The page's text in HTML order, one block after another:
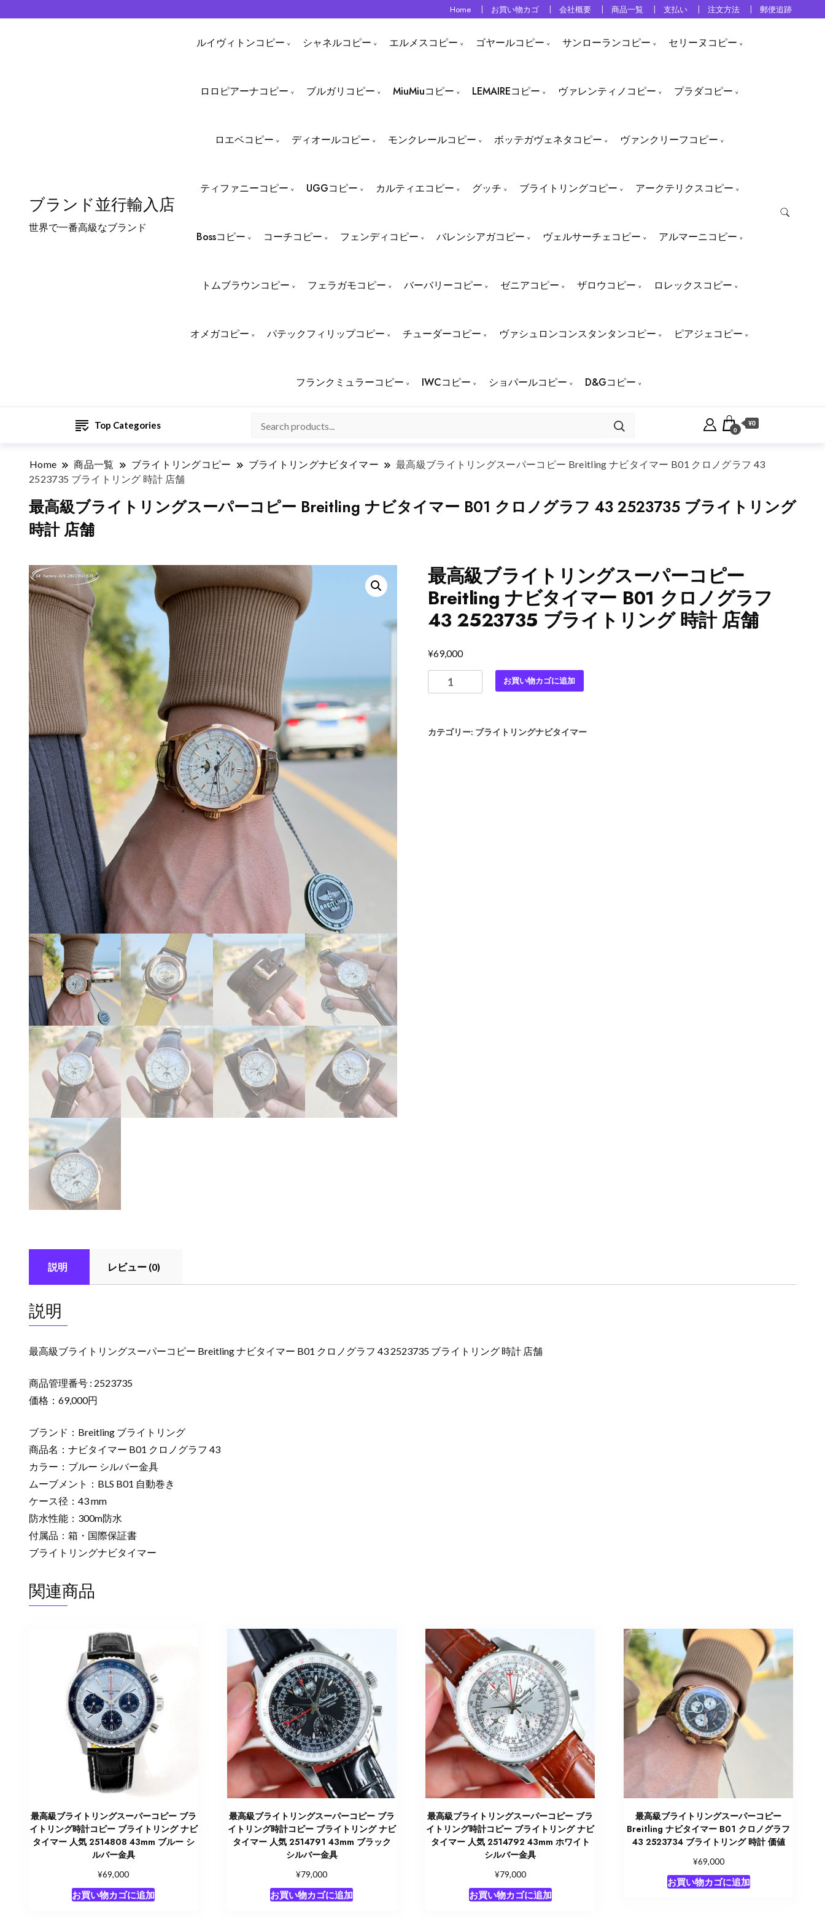
Home お買い物カゴ 会社概要 商品一覧 支払い 注文方法 郵便追跡
ブランド並行輸入店
世界で一番高級なブランド
ルイヴィトンコピー シャネルコピー エルメスコピー ゴヤールコピー サンローランコピー セリーヌコピー
ロロピアーナコピー ブルガリコピー MiuMiuコピー LEMAIREコピー ヴァレンティノコピー プラダコピー
ロエベコピー ディオールコピー モンクレールコピー ボッテガヴェネタコピー ヴァンクリーフコピー
ティファニーコピー UGGコピー カルティエコピー グッチ ブライトリングコピー アークテリクスコピー
Bossコピー コーチコピー フェンディコピー バレンシアガコピー ヴェルサーチェコピー アルマーニコピー
トムブラウンコピー フェラガモコピー バーバリーコピー ゼニアコピー ザロウコピー ロレックスコピー
オメガコピー パテックフィリップコピー チューダーコピー ヴァシュロンコンスタンタンコピー ピアジェコピー
フランクミュラーコピー IWCコピー ショパールコピー D&Gコピー
Top Categories 0
¥0
Home 商品一覧 ブライトリングコピー ブライトリングナビタイマー
最高級ブライトリングスーパーコピー Breitling ナビタイマー B01 クロノグラフ 43
2523735 ブライトリング 時計 店舗
最高級ブライトリングスーパーコピー Breitling ナビタイマー B01 クロノグラフ 43 2523735 ブライトリング
時計 店舗
最高級ブライトリングスーパーコピー
Breitling ナビタイマー B01 クロノグラフ
43 2523735 ブライトリング 時計 店舗
¥69,000
高
ラ
お買い物カゴに追加
カテゴリー: ブライトリングナビタイマー
説明 レビュー (0)
説明
最高級ブライトリングスーパーコピー Breitling ナビタイマー B01 クロノグラフ 43 2523735 ブライトリング 時計 店舗
商品管理番号 : 2523735
価格：69,000円
ブランド：Breitling ブライトリング
商品名：ナビタイマー B01 クロノグラフ 43
カラー：ブルー シルバー金具
ムーブメント：BLS B01 自動巻き
ケース径：43 mm
防水性能：300m防水
付属品：箱・国際保証書
ブライトリングナビタイマー
関連商品
最高級ブライトリングスーパーコピー ブラ
イトリング時計コピー ブライトリング ナビ
タイマー 人気 2514808 43mm ブルー シ
ルバー金具
¥69,000
お買い物カゴに追加
最高級ブライトリングスーパーコピー ブラ
イトリング時計コピー ブライトリング ナビ
タイマー 人気 2514791 43mm ブラック
シルバー金具
¥79,000
お買い物カゴに追加
最高級ブライトリングスーパーコピー ブラ
イトリング時計コピー ブライトリング ナビ
タイマー 人気 2514792 43mm ホワイト
シルバー金具
¥79,000
お買い物カゴに追加
最高級ブライトリングスーパーコピー
Breitling ナビタイマー B01 クロノグラフ
43 2523734 ブライトリング 時計 価値
¥69,000
お買い物カゴに追加